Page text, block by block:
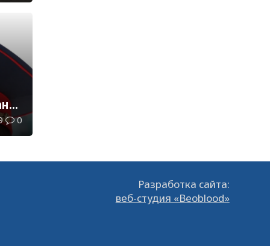
0
Разработка сайта:
веб-студия «Beoblood»